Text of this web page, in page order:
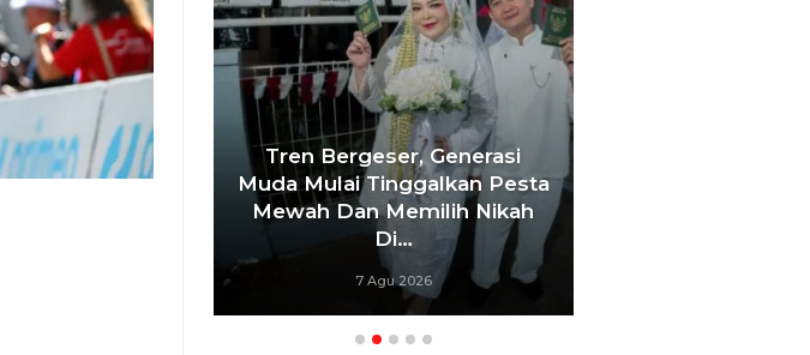
Tren Bergeser, Generasi
Muda Mulai Tinggalkan Pesta
Mewah Dan Memilih Nikah
7 Agu 2026
‘Agar Tak Ada Mimpi Yang
Terhenti’, IOM ITB Perkuat
Gerakan Beasiswa…